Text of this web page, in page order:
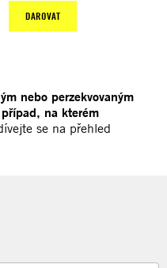
DAROVAT
nebo perzekvovaným
na kterém
se na přehled